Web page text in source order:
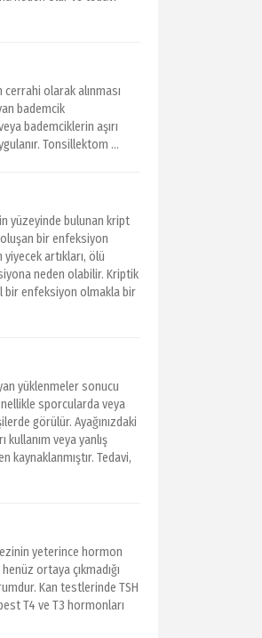
olarak alınması
bademcik
bademciklerin aşırı
Tonsillektom ...
yüzeyinde bulunan kript
bir enfeksiyon
artıkları, ölü
neden olabilir. Kriptik
enfeksiyon olmakla bir
yüklenmeler sonucu
sporcularda veya
görülür. Ayağınızdaki
kullanım veya yanlış
kaynaklanmıştır. Tedavi,
yeterince hormon
ortaya çıkmadığı
Kan testlerinde TSH
T4 ve T3 hormonları